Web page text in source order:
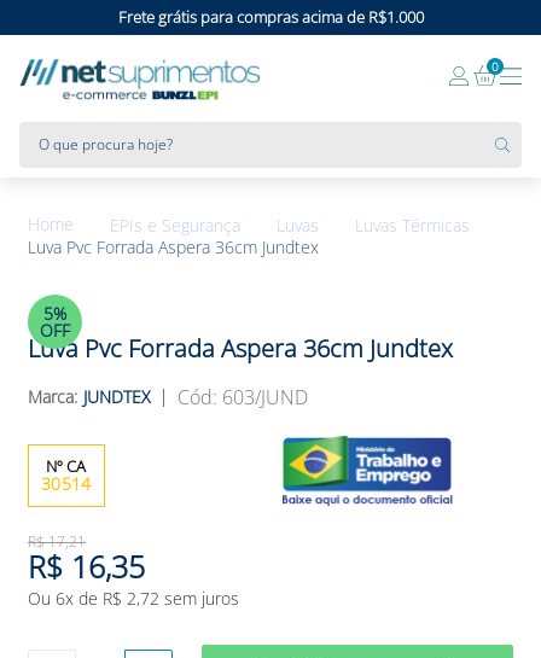
Frete grátis para compras acima de R$1.000
0
EPIs e Segurança Luvas
Luvas Térmicas
Luva Pvc Forrada Aspera 36cm Jundtex
5%
OFF
Luva Pvc Forrada Aspera 36cm Jundtex
JUNDTEX : 603/JUND
30514
R$17,21
R$ 16,35
Ou 6x de R$ 2,72 sem juros